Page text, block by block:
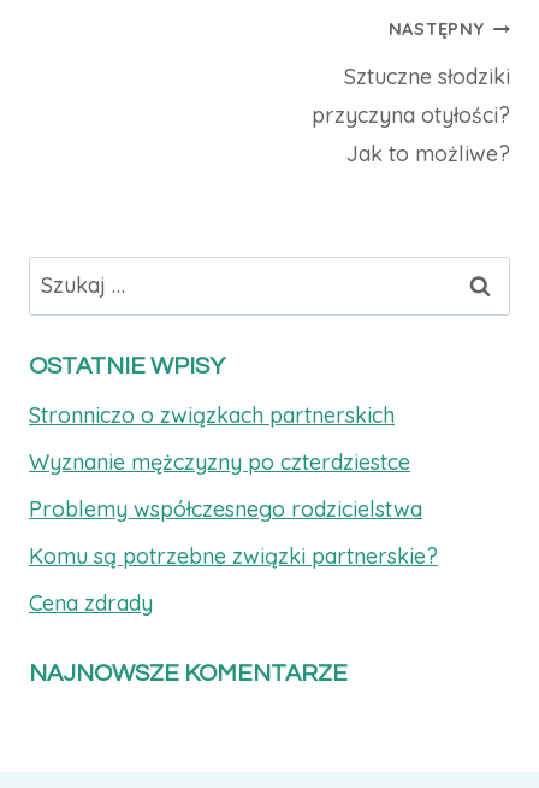
NASTĘPNY
Sztuczne słodziki
przyczyna otyłości?
Jak to możliwe?
Szukaj:
OSTATNIE WPISY
Stronniczo o związkach partnerskich
Wyznanie mężczyzny po czterdziestce
Problemy współczesnego rodzicielstwa
Komu są potrzebne związki partnerskie?
Cena zdrady
NAJNOWSZE KOMENTARZE